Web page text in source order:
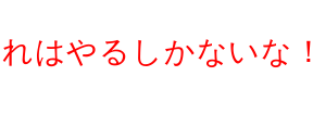
はやるしかないな